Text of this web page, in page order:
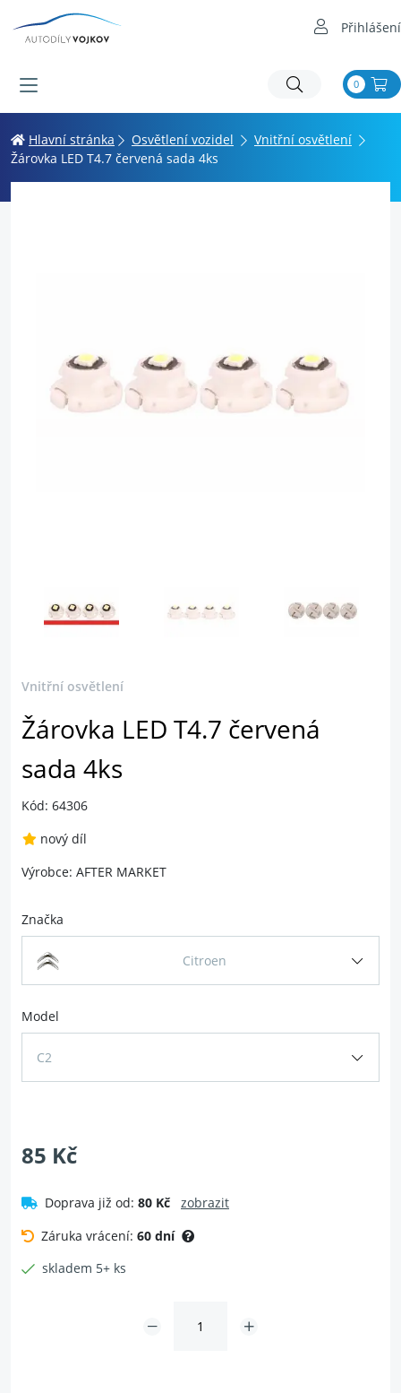
Přihlášení
0
Hlavní stránka Osvětlení vozidel
Vnitřní osvětlení
Žárovka LED T4.7 červená sada 4ks
Vnitřní osvětlení
Žárovka LED T4.7 červená
sada 4ks
Kód: 64306
nový díl
Výrobce: AFTER MARKET
Značka
Citroen
Model
C2
85 Kč
Doprava již od: 80 Kč
zobrazit
Záruka vrácení: 60 dní
skladem 5+ ks